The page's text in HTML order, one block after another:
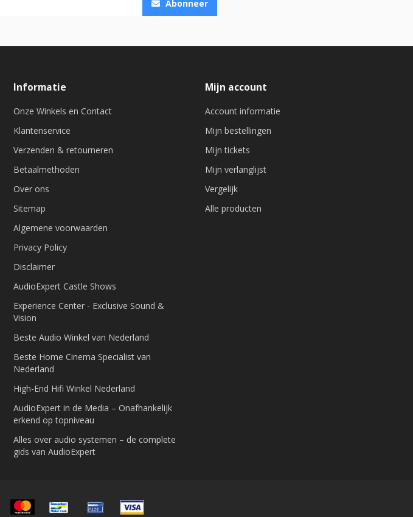
Abonneer
Informatie
Onze Winkels en Contact
Klantenservice
Verzenden & retourneren
Betaalmethoden
Over ons
Sitemap
Algemene voorwaarden
Privacy Policy
Disclaimer
AudioExpert Castle Shows
Experience Center - Exclusive Sound &
Vision
Beste Audio Winkel van Nederland
Beste Home Cinema Specialist van
Nederland
High-End Hifi Winkel Nederland
AudioExpert in de Media – Onafhankelijk
erkend op topniveau
Alles over audio systemen – de complete
gids van AudioExpert
Mijn account
Account informatie
Mijn bestellingen
Mijn tickets
Mijn verlanglijst
Vergelijk
Alle producten